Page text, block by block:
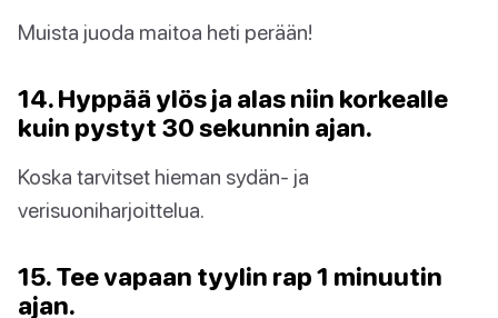
Muista juoda maitoa heti perään!
14. Hyppää ylös ja alas niin korkealle
kuin pystyt 30 sekunnin ajan.
Koska tarvitset hieman sydän- ja
verisuoniharjoittelua.
15. Tee vapaan tyylin rap 1 minuutin
ajan.